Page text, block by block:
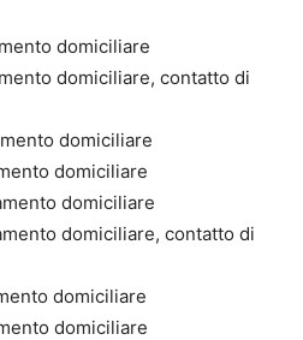
domiciliare
domiciliare, contatto di
domiciliare
domiciliare
domiciliare
domiciliare, contatto di
domiciliare
domiciliare